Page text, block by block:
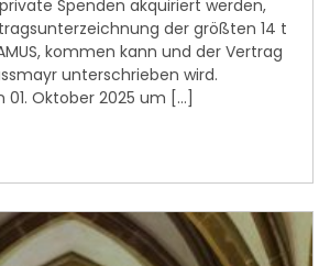
kommen kann und der Vertrag
unterschrieben wird.
Oktober 2025 um […]